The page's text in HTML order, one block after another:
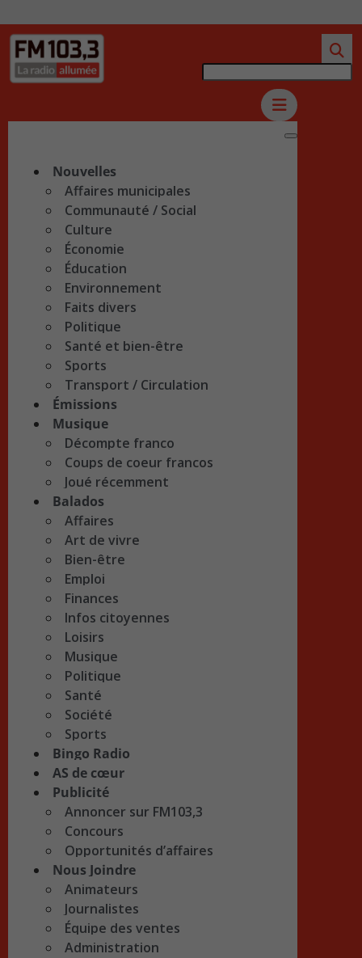
Nouvelles
Affaires municipales
Communauté / Social
Culture
Économie
Éducation
Environnement
Faits divers
Politique
Santé et bien-être
Sports
Transport / Circulation
Émissions
Musique
Décompte franco
Coups de coeur francos
Joué récemment
Balados
Affaires
Art de vivre
Bien-être
Emploi
Finances
Infos citoyennes
Loisirs
Musique
Politique
Santé
Société
Sports
Bingo Radio
AS de cœur
Publicité
Annoncer sur FM103,3
Concours
Opportunités d’affaires
Nous Joindre
Animateurs
Journalistes
Équipe des ventes
Administration